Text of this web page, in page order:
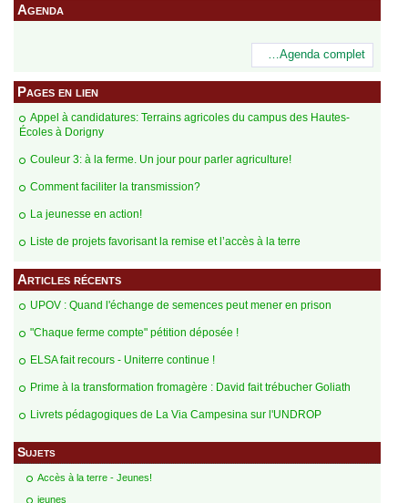
Agenda
…Agenda complet
Pages en lien
​Appel à candidatures: Terrains agricoles du campus des Hautes-
Écoles à Dorigny
Couleur 3: à la ferme. Un jour pour parler agriculture!
Comment faciliter la transmission?
La jeunesse en action!
​Liste de projets favorisant la remise et l’accès à la terre
Articles récents
UPOV : Quand l'échange de semences peut mener en prison
"Chaque ferme compte" pétition déposée !
ELSA fait recours - Uniterre continue !
Prime à la transformation fromagère : David fait trébucher Goliath
Livrets pédagogiques de La Via Campesina sur l'UNDROP
Sujets
Accès à la terre - Jeunes!
jeunes